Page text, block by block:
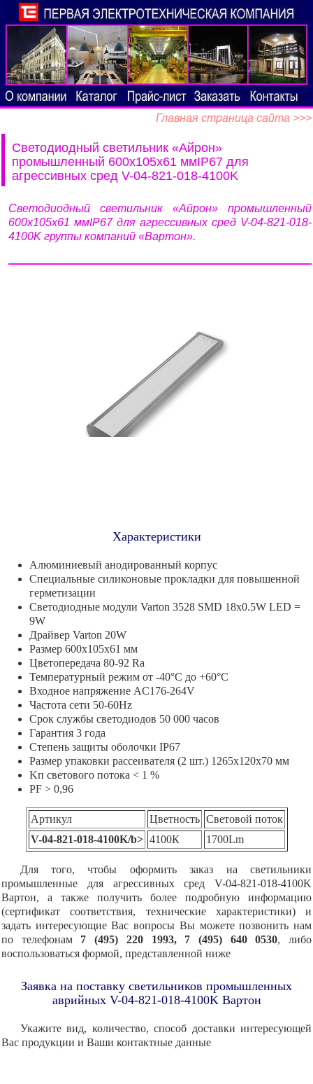
Главная страница сайта >>>
Светодиодный светильник «Айрон»
промышленный 600х105х61 ммIP67 для
агрессивных сред V-04-821-018-4100K
Светодиодный светильник «Айрон» промышленный
600х105х61 ммIP67 для агрессивных сред V-04-821-018-
4100K группы компаний «Вартон».
Характеристики
Алюминиевый анодированный корпус
Специальные силиконовые прокладки для повышенной
герметизации
Светодиодные модули Varton 3528 SMD 18х0.5W LED =
9W
Драйвер Varton 20W
Размер 600х105х61 мм
Цветопередача 80-92 Ra
Температурный режим от -40°С до +60°С
Входное напряжение AC176-264V
Частота сети 50-60Hz
Срок службы светодиодов 50 000 часов
Гарантия 3 года
Степень защиты оболочки IP67
Размер упаковки рассеивателя (2 шт.) 1265х120х70 мм
Kп светового потока < 1 %
PF > 0,96
Артикул Цветность Световой поток
V-04-821-018-4100K/b> 4100К 1700Lm
Для того, чтобы оформить заказ на светильники
промышленные для агрессивных сред V-04-821-018-4100K
Вартон, а также получить более подробную информацию
(сертификат соответствия, технические характеристики) и
задать интересующие Вас вопросы Вы можете позвонить нам
по телефонам7 (495) 220 1993, 7 (495) 640 0530, либо
воспользоваться формой, представленной ниже
Заявка на поставку светильников промышленных
аврийных V-04-821-018-4100K Вартон
Укажите вид, количество, способ доставки интересующей
Вас продукции и Ваши контактные данные